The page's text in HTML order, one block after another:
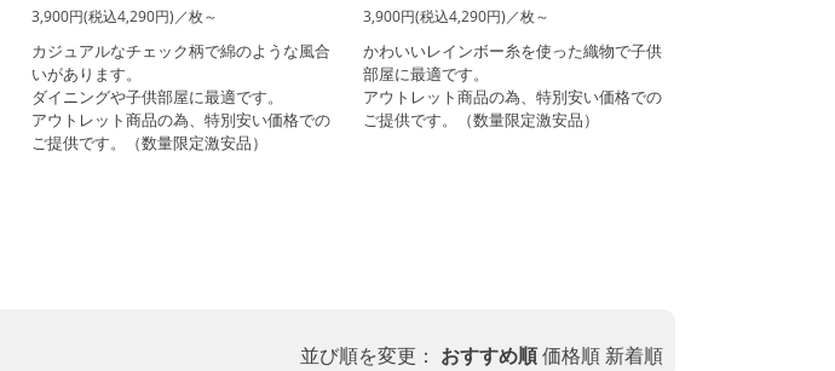
3,900円(税込4,290円)／枚～
カジュアルなチェック柄で綿のような風合
いがあります。
ダイニングや子供部屋に最適です。
アウトレット商品の為、特別安い価格での
ご提供です。（数量限定激安品）
3,900円(税込4,290円)／枚～
かわいいレインボー糸を使った織物で子供
部屋に最適です。
アウトレット商品の為、特別安い価格での
ご提供です。（数量限定激安品）
並び順を変更： おすすめ順価格順 新着順